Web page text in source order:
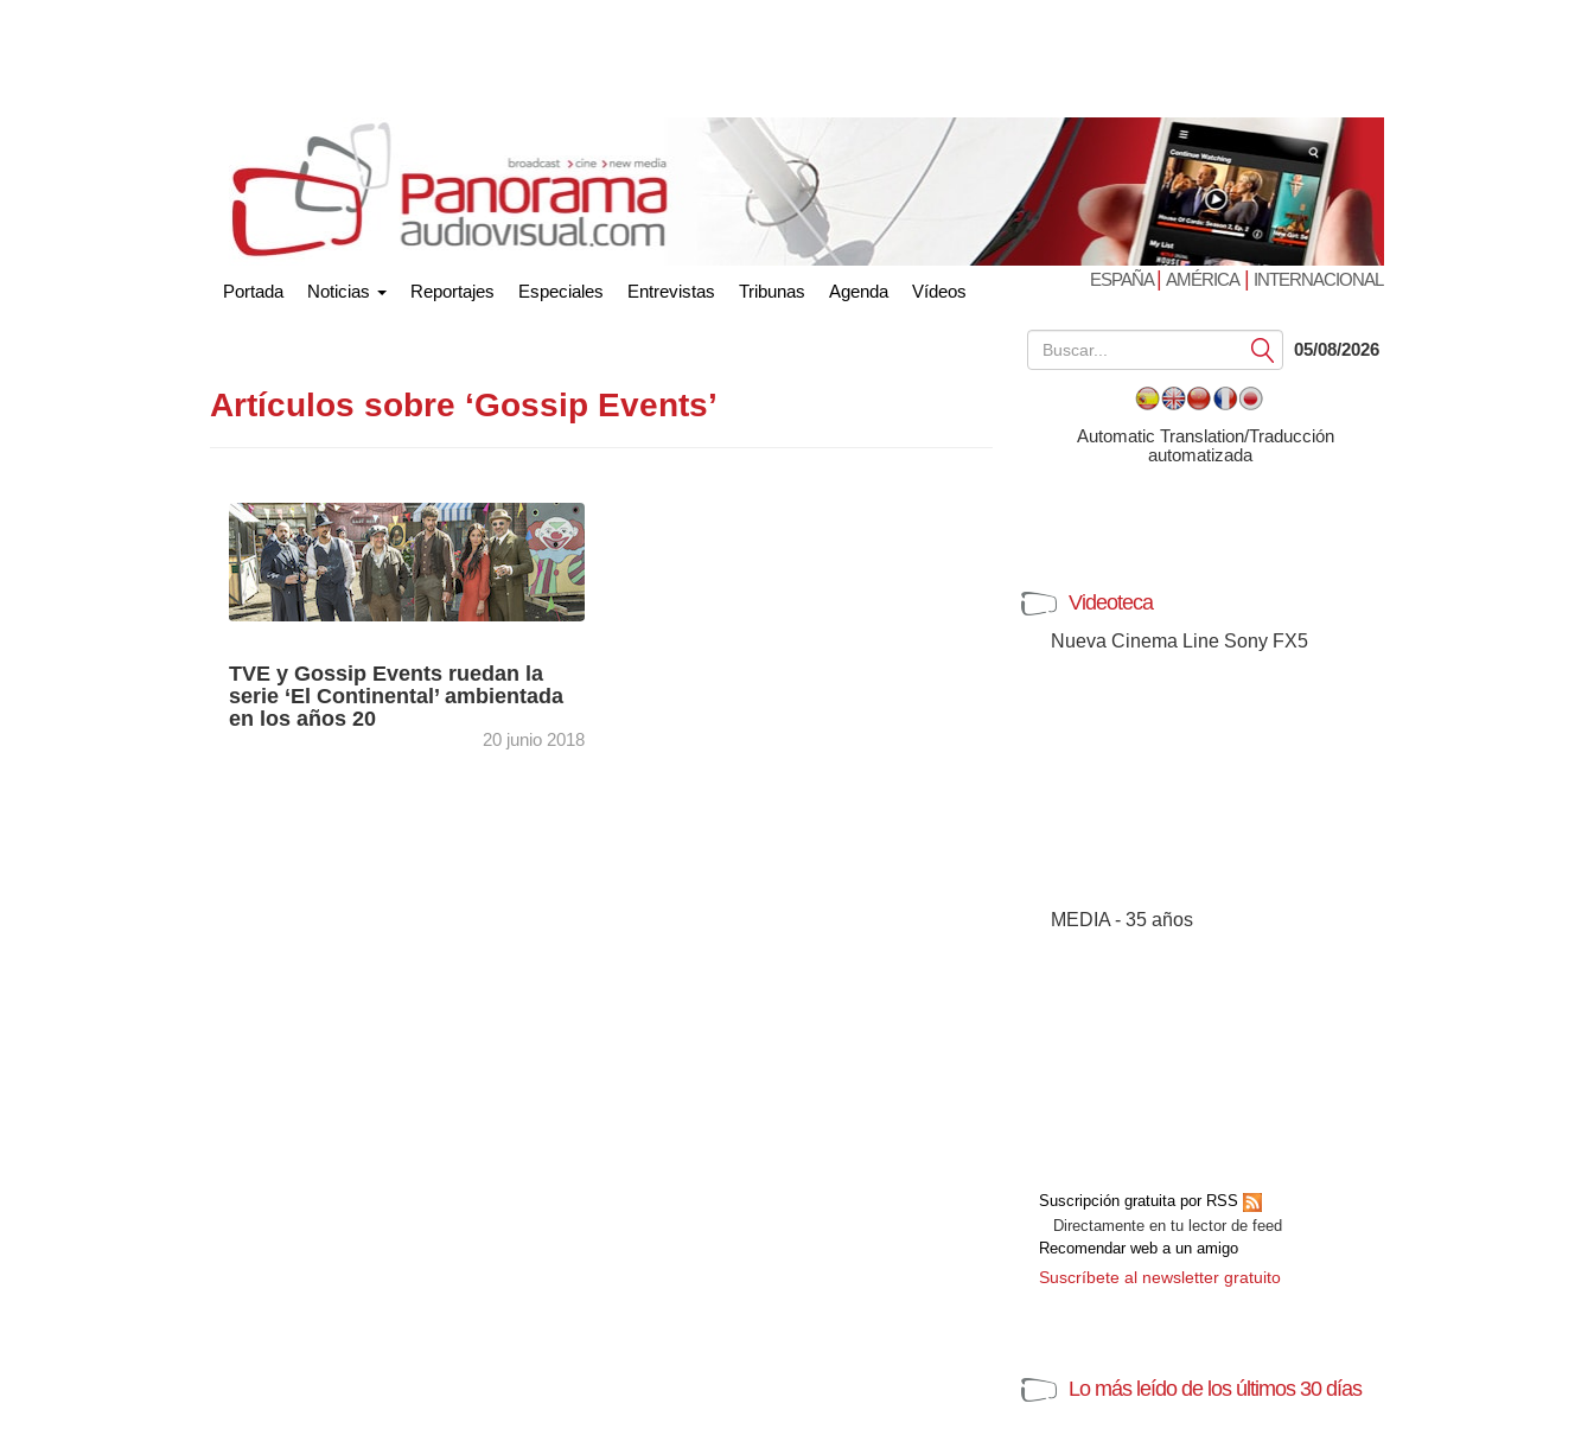
Portada Noticias Reportajes Especiales Entrevistas Tribunas Agenda Vídeos
ESPAÑA| AMÉRICA| INTERNACIONAL
Artículos sobre ‘Gossip Events’
TVE y Gossip Events ruedan la
serie ‘El Continental’ ambientada
en los años 20
20 junio 2018
Submit05/08/2026
Automatic Translation/Traducción
automatizada
Videoteca
Nueva Cinema Line Sony FX5
MEDIA - 35 años
Suscripción gratuita por RSS
Directamente en tu lector de feed
Recomendar web a un amigo
Suscríbete al newsletter gratuito
Lo más leído de los últimos 30 días